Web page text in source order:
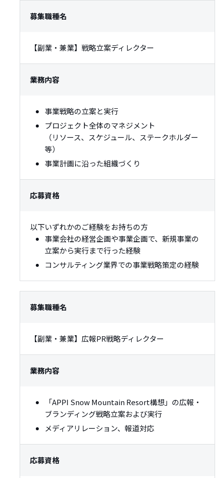
募集職種名
【副業・兼業】戦略立案ディレクター
業務内容
事業戦略の立案と実行
プロジェクト全体のマネジメント
（リソース、スケジュール、ステークホルダー
等）
事業計画に沿った組織づくり
応募資格
以下いずれかのご経験をお持ちの方
事業会社の経営企画や事業企画で、新規事業の
立案から実行まで行った経験
コンサルティング業界での事業戦略策定の経験
募集職種名
【副業・兼業】広報PR戦略ディレクター
業務内容
「APPI Snow Mountain Resort構想」の広報・
ブランディング戦略立案および実行
メディアリレーション、報道対応
応募資格